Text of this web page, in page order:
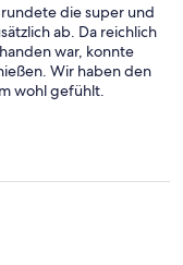
die super und
ab. Da reichlich
war, konnte
Wir haben den
wohl gefühlt.